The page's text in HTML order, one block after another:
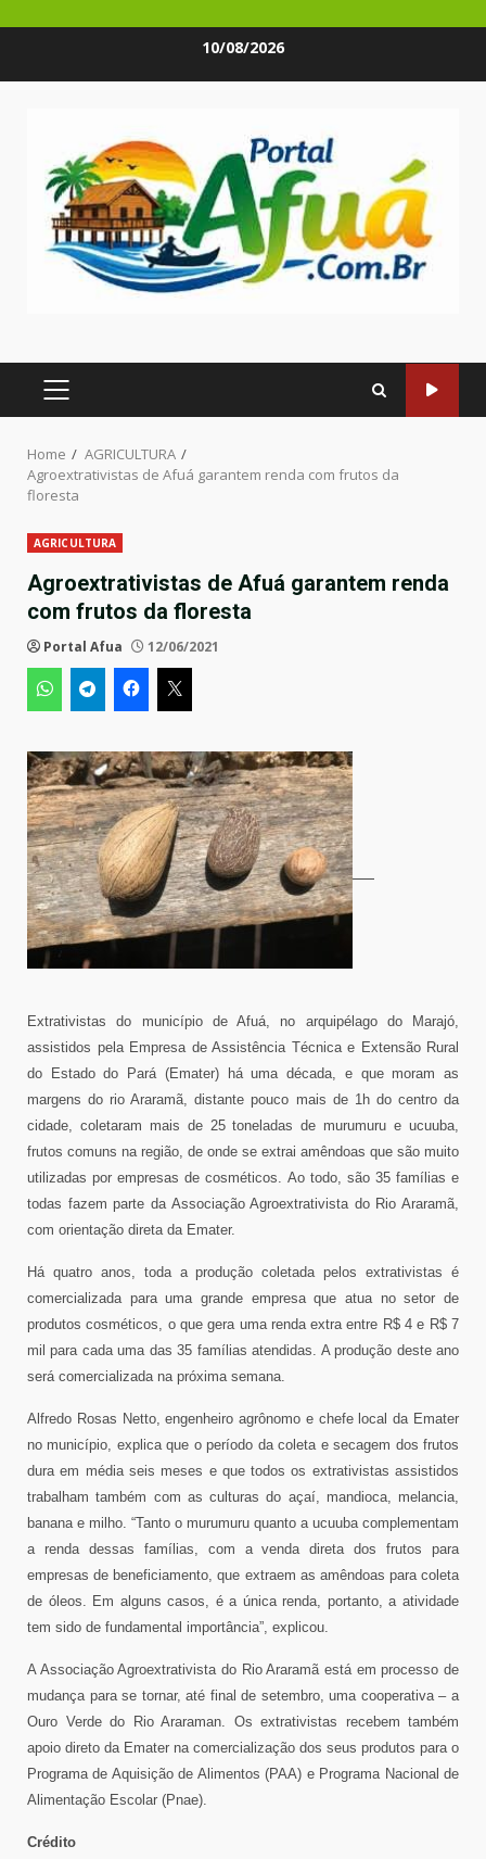
10/08/2026
PRIMARY
Home
AGRICULTURA
Agroextrativistas de Afuá garantem renda com frutos da
floresta
AGRICULTURA
Agroextrativistas de Afuá garantem renda
com frutos da floresta
Portal Afua 12/06/2021
Extrativistas do município de Afuá, no arquipélago do Marajó,
assistidos pela Empresa de Assistência Técnica e Extensão Rural
do Estado do Pará (Emater) há uma década, e que moram as
margens do rio Araramã, distante pouco mais de 1h do centro da
cidade, coletaram mais de 25 toneladas de murumuru e ucuuba,
frutos comuns na região, de onde se extrai amêndoas que são muito
utilizadas por empresas de cosméticos. Ao todo, são 35 famílias e
todas fazem parte da Associação Agroextrativista do Rio Araramã,
com orientação direta da Emater.
Há quatro anos, toda a produção coletada pelos extrativistas é
comercializada para uma grande empresa que atua no setor de
produtos cosméticos, o que gera uma renda extra entre R$ 4 e R$ 7
mil para cada uma das 35 famílias atendidas. A produção deste ano
será comercializada na próxima semana.
Alfredo Rosas Netto, engenheiro agrônomo e chefe local da Emater
no município, explica que o período da coleta e secagem dos frutos
dura em média seis meses e que todos os extrativistas assistidos
trabalham também com as culturas do açaí, mandioca, melancia,
banana e milho. “Tanto o murumuru quanto a ucuuba complementam
a renda dessas famílias, com a venda direta dos frutos para
empresas de beneficiamento, que extraem as amêndoas para coleta
de óleos. Em alguns casos, é a única renda, portanto, a atividade
tem sido de fundamental importância”, explicou.
A Associação Agroextrativista do Rio Araramã está em processo de
mudança para se tornar, até final de setembro, uma cooperativa – a
Ouro Verde do Rio Araraman. Os extrativistas recebem também
apoio direto da Emater na comercialização dos seus produtos para o
Programa de Aquisição de Alimentos (PAA) e Programa Nacional de
Alimentação Escolar (Pnae).
Crédito